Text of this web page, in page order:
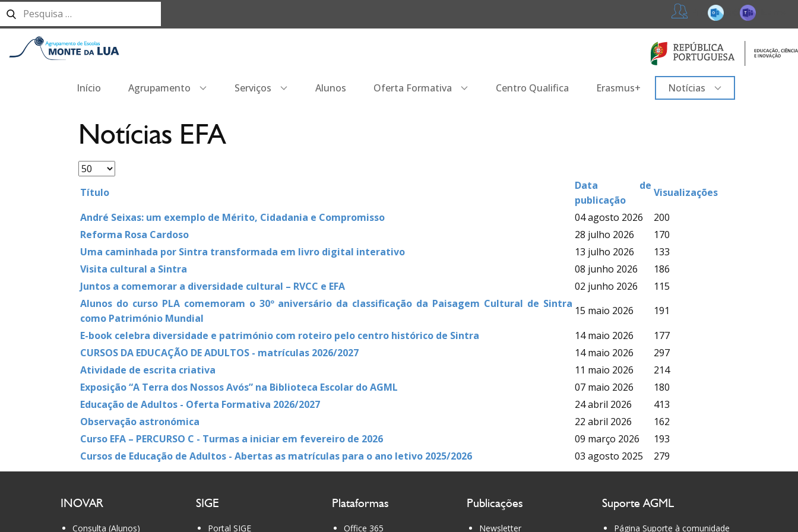
Professores
365
Início Agrupamento Serviços Alunos Oferta Formativa Centro Qualifica Erasmus+ Notícias
Notícias EFA
Título
Data de
publicação
Visualizações
André Seixas: um exemplo de Mérito, Cidadania e Compromisso
04 agosto 2026
200
Reforma Rosa Cardoso
28 julho 2026
170
Uma caminhada por Sintra transformada em livro digital interativo
13 julho 2026
133
Visita cultural a Sintra
08 junho 2026
186
Juntos a comemorar a diversidade cultural – RVCC e EFA
02 junho 2026
115
Alunos do curso PLA comemoram o 30º aniversário da classificação da Paisagem Cultural de Sintra
como Património Mundial
15 maio 2026
191
E-book celebra diversidade e património com roteiro pelo centro histórico de Sintra
14 maio 2026
177
CURSOS DA EDUCAÇÃO DE ADULTOS - matrículas 2026/2027
14 maio 2026
297
Atividade de escrita criativa
11 maio 2026
214
Exposição “A Terra dos Nossos Avós” na Biblioteca Escolar do AGML
07 maio 2026
180
Educação de Adultos - Oferta Formativa 2026/2027
24 abril 2026
413
Observação astronómica
22 abril 2026
162
Curso EFA – PERCURSO C - Turmas a iniciar em fevereiro de 2026
09 março 2026
193
Cursos de Educação de Adultos - Abertas as matrículas para o ano letivo 2025/2026
03 agosto 2025 279
INOVAR
Consulta (Alunos)
SIGE
Portal SIGE
Plataformas
Office 365
Publicações
Newsletter
Suporte AGML
Página Suporte à comunidade